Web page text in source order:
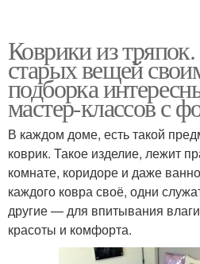
Коврики из старых
Коврик из футболок
Круглый коврик
Коврики из
старых вещей
подборка
мастер-классов с
В каждом доме, есть такой
коврик. Такое изделие, лежит
комнате, коридоре и даже
каждого ковра своё, одни
другие — для впитывания
красоты и комфорта.